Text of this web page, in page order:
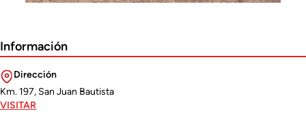
Información
Dirección
Km. 197, San Juan Bautista
VISITAR